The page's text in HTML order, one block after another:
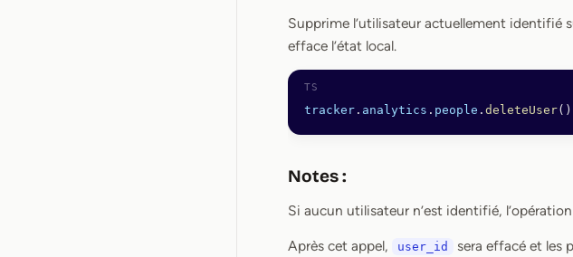
Supprime l’utilisateur actuellement identifié
efface l’état local.
tracker . analytics . people . deleteUser()
Notes :
Si aucun utilisateur n’est identifié,
Après cet appel, user_id sera effacé et les